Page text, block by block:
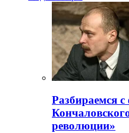
Разбираемся
революции»